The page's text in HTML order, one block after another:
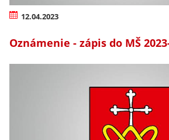
12.04.2023
Oznámenie - zápis do MŠ